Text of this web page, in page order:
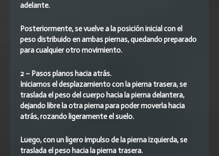
adelante.
Posteriormente, se vuelve a la posición inicial con el
peso distribuido en ambas piernas, quedando preparado
para cualquier otro movimiento.
2 – Pasos planos hacia atrás.
Iniciamos el desplazamiento con la pierna trasera, se
traslada el peso del cuerpo hacia la pierna delantera,
dejando libre la otra pierna para poder moverla hacia
atrás, rozando ligeramente el suelo.
Luego, con un ligero impulso de la pierna izquierda, se
traslada el peso hacia la pierna trasera.